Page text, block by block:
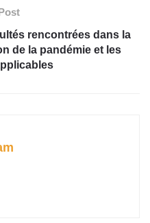
rencontrées dans la
de la pandémie et les